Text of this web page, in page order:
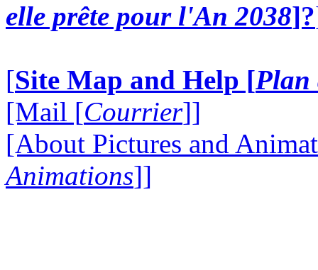
elle prête pour l'An 2038]?
[Site Map and Help [Plan
[Mail [Courrier]]
[About Pictures and
Animations]]